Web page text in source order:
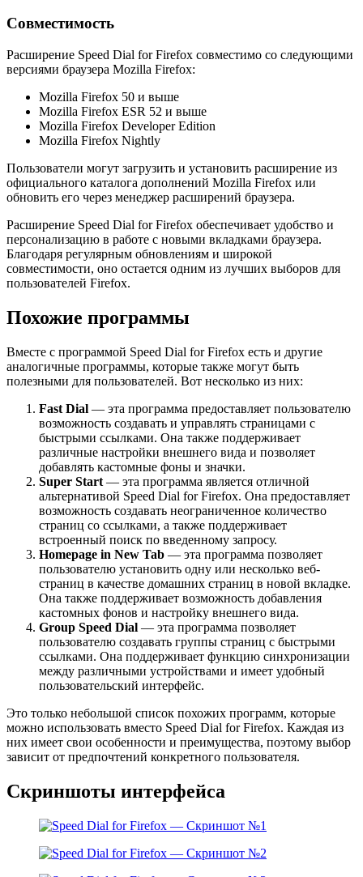
Совместимость
Расширение Speed Dial for Firefox совместимо со следующими
версиями браузера Mozilla Firefox:
Mozilla Firefox 50 и выше
Mozilla Firefox ESR 52 и выше
Mozilla Firefox Developer Edition
Mozilla Firefox Nightly
Пользователи могут загрузить и установить расширение из
официального каталога дополнений Mozilla Firefox или
обновить его через менеджер расширений браузера.
Расширение Speed Dial for Firefox обеспечивает удобство и
персонализацию в работе с новыми вкладками браузера.
Благодаря регулярным обновлениям и широкой
совместимости, оно остается одним из лучших выборов для
пользователей Firefox.
Похожие программы
Вместе с программой Speed Dial for Firefox есть и другие
аналогичные программы, которые также могут быть
полезными для пользователей. Вот несколько из них:
Fast Dial — эта программа предоставляет пользователю
возможность создавать и управлять страницами с
быстрыми ссылками. Она также поддерживает
различные настройки внешнего вида и позволяет
добавлять кастомные фоны и значки.
Super Start — эта программа является отличной
альтернативой Speed Dial for Firefox. Она предоставляет
возможность создавать неограниченное количество
страниц со ссылками, а также поддерживает
встроенный поиск по введенному запросу.
Homepage in New Tab — эта программа позволяет
пользователю установить одну или несколько веб-
страниц в качестве домашних страниц в новой вкладке.
Она также поддерживает возможность добавления
кастомных фонов и настройку внешнего вида.
Group Speed Dial — эта программа позволяет
пользователю создавать группы страниц с быстрыми
ссылками. Она поддерживает функцию синхронизации
между различными устройствами и имеет удобный
пользовательский интерфейс.
Это только небольшой список похожих программ, которые
можно использовать вместо Speed Dial for Firefox. Каждая из
них имеет свои особенности и преимущества, поэтому выбор
зависит от предпочтений конкретного пользователя.
Скриншоты интерфейса